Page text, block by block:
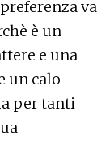
va
è un
e una
un calo
per tanti